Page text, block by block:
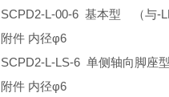
SCPD2-L-00-6 基本型 （与-
附件 内径φ6
SCPD2-L-LS-6 单侧轴向脚
附件 内径φ6